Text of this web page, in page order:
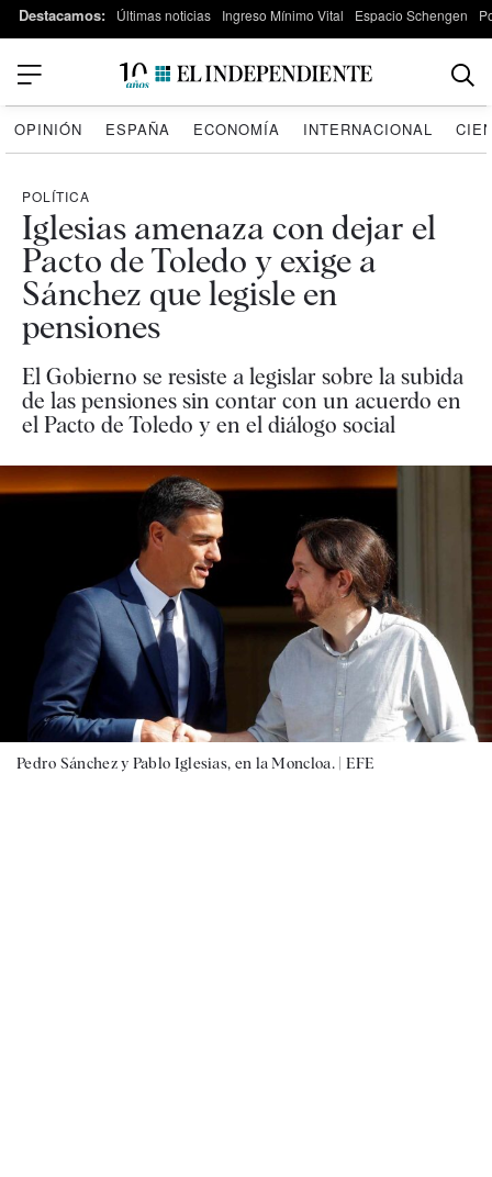
Destacamos: Últimas noticias Ingreso Mínimo Vital Espacio Schengen
OPINIÓN ESPAÑA ECONOMÍA INTERNACIONAL
POLÍTICA
Iglesias amenaza con dejar el
Pacto de Toledo y exige a
Sánchez que legisle en
pensiones
El Gobierno se resiste a legislar sobre la subida
de las pensiones sin contar con un acuerdo en
el Pacto de Toledo y en el diálogo social
Pedro Sánchez y Pablo Iglesias, en la Moncloa. | EFE